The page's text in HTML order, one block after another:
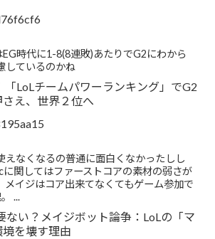
時代に1-8(8連敗)あたりでG2にわから
しているのかね
「LoLチームパワーランキング」でG2
え、世界２位へ
えなくなるの普通に面白くなかったしし
に関してはファーストコアの素材の弱さが
メイジはコア出来てなくてもゲーム参加で
...
ない？メイジボット論争：LoLの「マ
を壊す理由